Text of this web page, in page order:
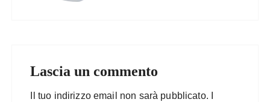
Lascia un commento
Il tuo indirizzo email non sarà pubblicato.